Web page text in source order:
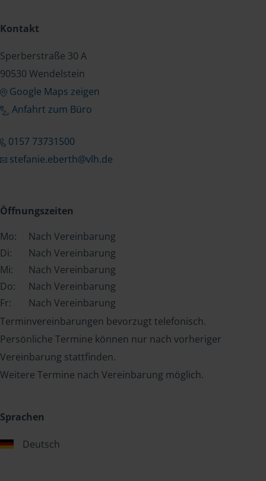
Kontakt
Sperberstraße 30 A
90530 Wendelstein
Google Maps zeigen
Anfahrt zum Büro
0157 73731500
stefanie.eberth@vlh.de
Öffnungszeiten
Mo:
Nach Vereinbarung
Di:
Nach Vereinbarung
Mi:
Nach Vereinbarung
Do:
Nach Vereinbarung
Fr:
Nach Vereinbarung
Terminvereinbarungen bevorzugt telefonisch.
Persönliche Termine können nur nach vorheriger
Vereinbarung stattfinden.
Weitere Termine nach Vereinbarung möglich.
Sprachen
Deutsch